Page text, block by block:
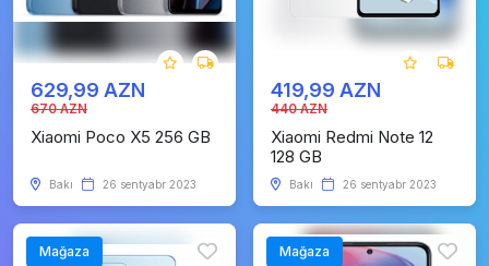
629,99 AZN
670 AZN
Xiaomi Poco X5 256 GB
Bakı 26 sentyabr 2023
419,99 AZN
440 AZN
Xiaomi Redmi Note 12
128 GB
Bakı 26 sentyabr 2023
Mağaza Mağaza